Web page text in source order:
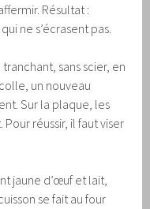
Résultat :
ne s’écrasent pas.
sans scier, en
un nouveau
Sur la plaque, les
réussir, il faut viser
jaune d’œuf et lait,
se fait au four